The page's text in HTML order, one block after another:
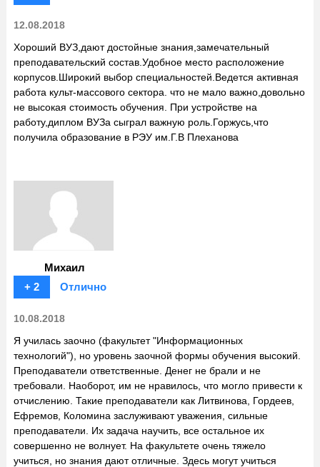
12.08.2018
Хороший ВУЗ,дают достойные знания,замечательный
преподавательский состав.Удобное место расположение
корпусов.Широкий выбор специальностей.Ведется активная
работа культ-массового сектора. что не мало важно,довольно
не высокая стоимость обучения. При устройстве на
работу,диплом ВУЗа сыграл важную роль.Горжусь,что
получила образование в РЭУ им.Г.В Плеханова
Михаил
+ 2
Отлично
10.08.2018
Я училась заочно (факультет "Информационных
технологий"), но уровень заочной формы обучения высокий.
Преподаватели ответственные. Денег не брали и не
требовали. Наоборот, им не нравилось, что могло привести к
отчислению. Такие преподаватели как Литвинова, Гордеев,
Ефремов, Коломина заслуживают уважения, сильные
преподаватели. Их задача научить, все остальное их
совершенно не волнует. На факультете очень тяжело
учиться, но знания дают отличные. Здесь могут учиться